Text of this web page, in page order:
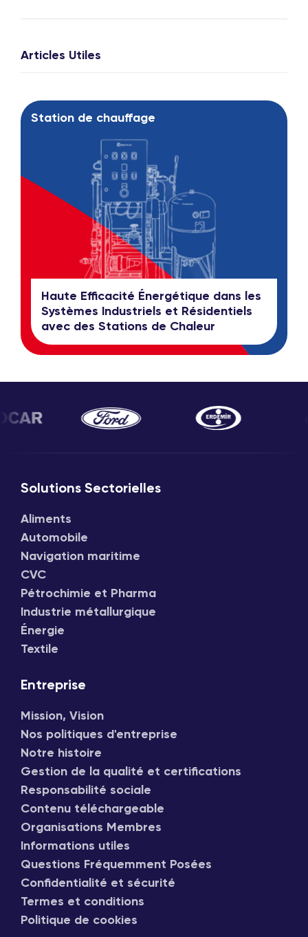
Articles Utiles
Station de chauffage
Haute Efficacité Énergétique dans les
Systèmes Industriels et Résidentiels
avec des Stations de Chaleur
Solutions Sectorielles
Aliments
Automobile
Navigation maritime
CVC
Pétrochimie et Pharma
Industrie métallurgique
Énergie
Textile
Entreprise
Mission, Vision
Nos politiques d'entreprise
Notre histoire
Gestion de la qualité et certifications
Responsabilité sociale
Contenu téléchargeable
Organisations Membres
Informations utiles
Questions Fréquemment Posées
Confidentialité et sécurité
Termes et conditions
Politique de cookies